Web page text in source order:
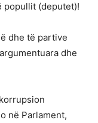
popullit (deputet)!
dhe të partive
dhe
në Parlament,